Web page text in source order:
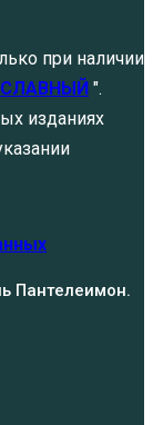
при наличии
".
изданиях
Пантелеимон.